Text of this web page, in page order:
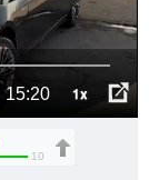
15:20 1x
10